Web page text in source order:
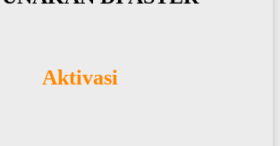
Aktivasi